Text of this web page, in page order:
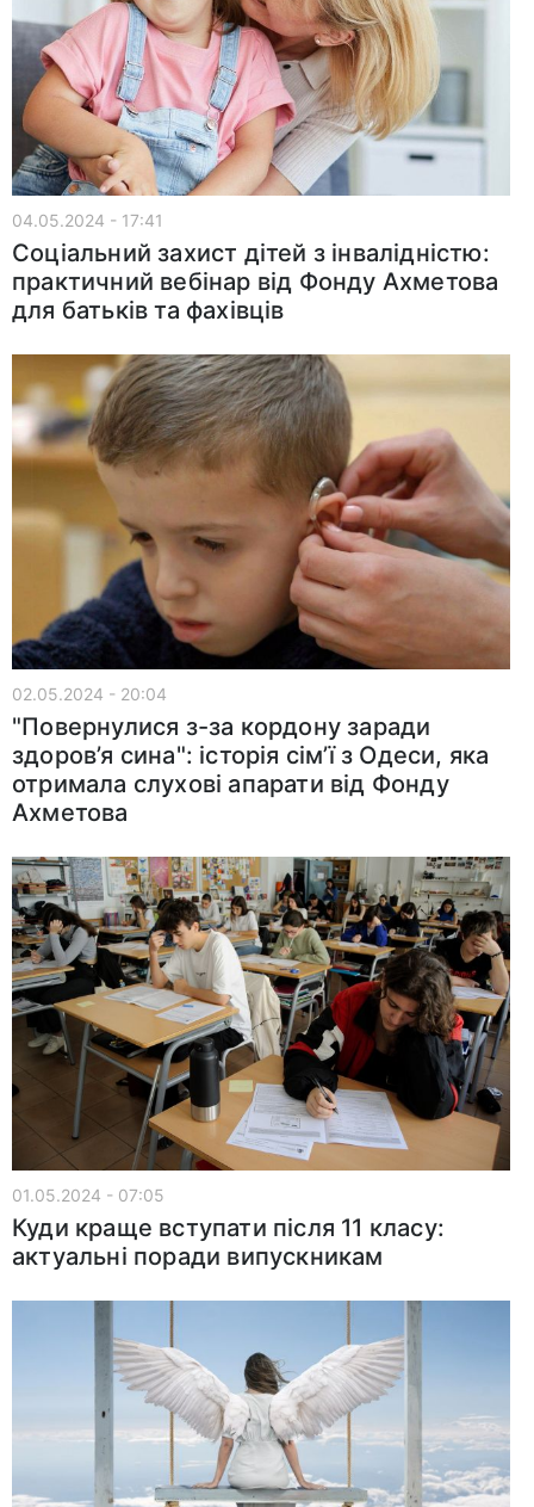
04.05.2024 - 17:41
Соціальний захист дітей з інвалідністю:
практичний вебінар від Фонду Ахметова
для батьків та фахівців
02.05.2024 - 20:04
"Повернулися з-за кордону заради
здоров’я сина": історія сім’ї з Одеси, яка
отримала слухові апарати від Фонду
Ахметова
01.05.2024 - 07:05
Куди краще вступати після 11 класу:
актуальні поради випускникам